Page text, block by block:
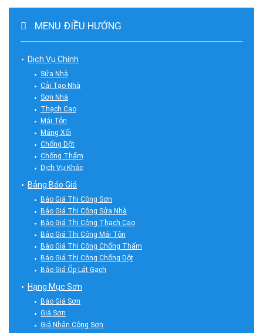
MENU ĐIỀU HƯỚNG
Dịch Vụ Chính
Sửa Nhà
Cải Tạo Nhà
Sơn Nhà
Thạch Cao
Mái Tôn
Máng Xối
Chống Dột
Chống Thấm
Dịch Vụ Khác
Bảng Báo Giá
Báo Giá Thi Công Sơn
Báo Giá Thi Công Sửa Nhà
Báo Giá Thi Công Thạch Cao
Báo Giá Thi Công Mái Tôn
Báo Giá Thi Công Chống Thấm
Báo Giá Thi Công Chống Dột
Báo Giá Ốp Lát Gạch
Hạng Mục Sơn
Báo Giá Sơn
Giá Sơn
Giá Nhân Công Sơn